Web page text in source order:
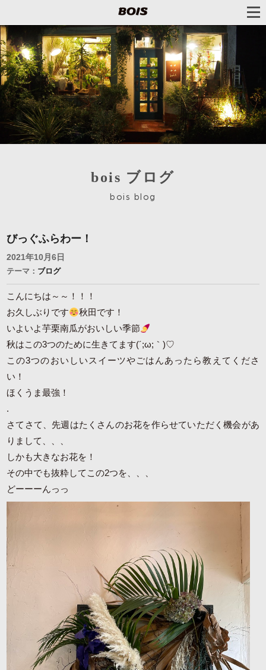
bois ブログ
bois blog
びっぐふらわー！
2021年10月6日
テーマ： ブログ
こんにちは～～！！！
お久しぶりです
秋田です！
いよいよ芋栗南瓜がおいしい季節
秋はこの3つのために生きてます(´;ω;｀)♡
この3つのおいしいスイーツやごはんあったら教えてくださ
い！
ほくうま最強！
.
さてさて、先週はたくさんのお花を作らせていただく機会があ
りまして、、、
しかも大きなお花を！
その中でも抜粋してこの2つを、、、
どーーーんっっ